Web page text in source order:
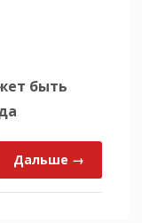
быть
Дальше →